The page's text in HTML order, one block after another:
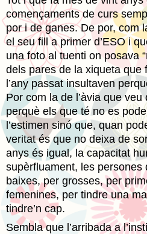
començaments de curs
por i de ganes. De por, com
el seu fill a primer d’ESO i
una foto al tuenti on posava
dels pares de la xiqueta que
l’any passat insultaven
Por com la de l’àvia que
perquè els que té no es
l’estimen sinó que, quan
veritat és que no deixa de
anys és igual, la capacitat
supèrfluament, les
baixes, per grosses, per
femenines, per tindre una
tindre’n cap.
Sembla que l’arribada a